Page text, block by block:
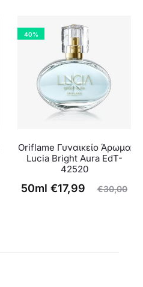
40%
Oriflame Γυναικείο Άρωμα
Lucia Bright Aura EdT-
42520
€30,00
Original
€17,99
Η
50ml